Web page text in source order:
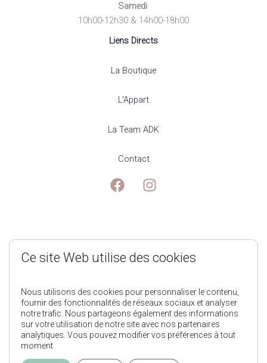
Samedi
10h00-12h30 & 14h00-18h00
Liens Directs
La Boutique
L'Appart
La Team ADK
Contact
Mentions Légales
Politique de Confidentialité
Conditions générales de ventes
L'Appart des Kids © 2025
Ce site Web utilise des cookies
Nous utilisons des cookies pour personnaliser le contenu,
fournir des fonctionnalités de réseaux sociaux et analyser
notre trafic. Nous partageons également des informations
sur votre utilisation de notre site avec nos partenaires
analytiques. Vous pouvez modifier vos préférences à tout
moment